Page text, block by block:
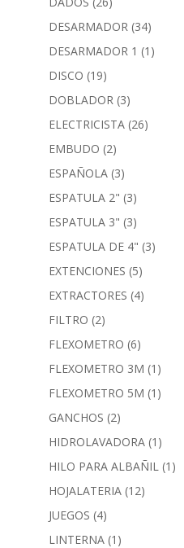
DESARMADOR (34)
DESARMADOR 1 (1)
DISCO (19)
DOBLADOR (3)
ELECTRICISTA (26)
EMBUDO (2)
ESPAÑOLA (3)
ESPATULA 2" (3)
ESPATULA 3" (3)
ESPATULA DE 4" (3)
EXTENCIONES (5)
EXTRACTORES (4)
FILTRO (2)
FLEXOMETRO (6)
FLEXOMETRO 3M (1)
FLEXOMETRO 5M (1)
GANCHOS (2)
HIDROLAVADORA (1)
HILO PARA ALBAÑIL (1)
HOJALATERIA (12)
JUEGOS (4)
LINTERNA (1)